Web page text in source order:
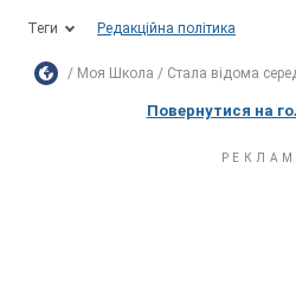
Теги Редакційна політика
Моя Школа Стала відома
Повернутися на